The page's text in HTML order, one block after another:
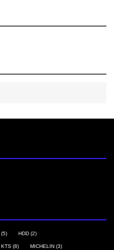
(5) HDD (2)
KTS (8) MICHELIN (3)